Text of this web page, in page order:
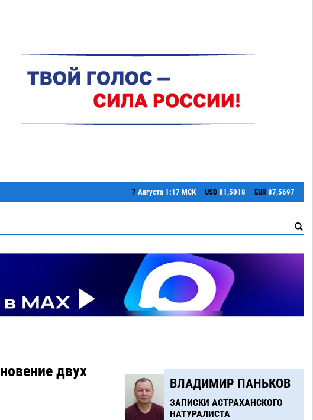
7 Августа 1:17 МСК USD 81,5018 EUR 87,5697
двух
ВЛАДИМИР ПАНЬКОВ
ЗАПИСКИ АСТРАХАНСКОГО
НАТУРАЛИСТА